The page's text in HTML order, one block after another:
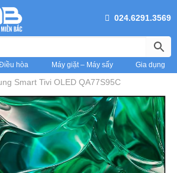
024.6291.3569
hòa Máy giặt – Máy sấy Gia dụng
Smart Tivi OLED QA77S95C